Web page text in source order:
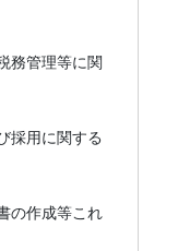
務管理等に関
採用に関する
の作成等これ